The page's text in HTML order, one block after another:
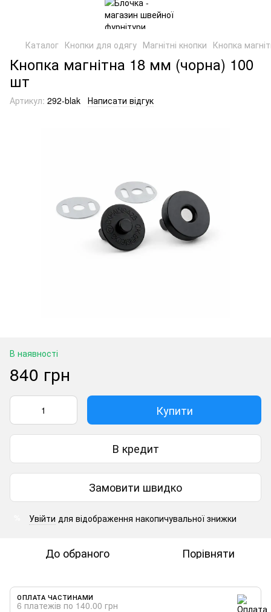
Каталог Кнопки для одягу Магнітні кнопки Кнопка
Кнопка магнітна 18 мм (чорна) 100
шт
Артикул: 292-blak Написати відгук
В наявності
840 грн
Купити
В кредит
Замовити швидко
Увійти для відображення накопичувальної знижки
До обраного Порівняти
ОПЛАТА ЧАСТИНАМИ
6 платежів по 140.00 грн